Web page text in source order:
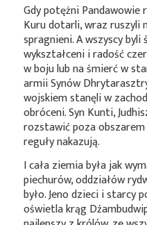
Gdy potężni Pandawowie
Kuru dotarli, wraz ruszyli
spragnieni. A wszyscy
wykształceni i radość
w boju lub na śmierć w
armii Synów
wojskiem stanęli w
obróceni. Syn Kunti,
rozstawić poza obszarem
reguły nakazują.
I cała ziemia była jak
piechurów, oddziałów
było. Jeno dzieci i starcy
oświetla krąg